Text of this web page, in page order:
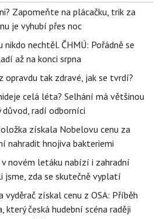
Zapomeňte na plácačku, trik za
je vyhubí přes noc
nikdo nechtěl. ČHMÚ: Pořádně se
až na konci srpna
opravdu tak zdravé, jak se tvrdí?
celá léta? Selhání má většinou
důvod, radí odborníci
získala Nobelovu cenu za
nahradit hnojiva bakteriemi
novém letáku nabízí i zahradní
jsme, zda se skutečně vyplatí
vyděrač získal cenu z OSA: Příběh
který česká hudební scéna raději